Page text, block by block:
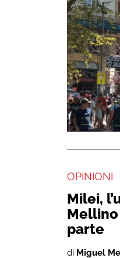
OPINIONI
Milei,
parte
di Miguel